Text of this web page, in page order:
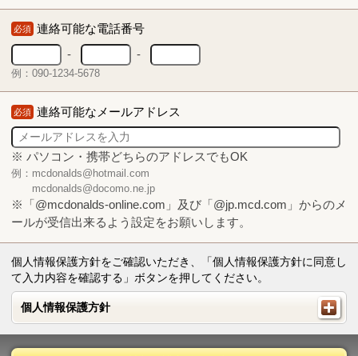
必須 連絡可能な電話番号
-
-
例：090-1234-5678
必須 連絡可能なメールアドレス
※ パソコン・携帯どちらのアドレスでもOK
例：mcdonalds@hotmail.com
mcdonalds@docomo.ne.jp
※「@mcdonalds-online.com」及び「@jp.mcd.com」からのメ
ールが受信出来るよう設定をお願いします。
個人情報保護方針をご確認いただき、「個人情報保護方針に同意し
て入力内容を確認する」ボタンを押してください。
個人情報保護方針
個人情報保護方針